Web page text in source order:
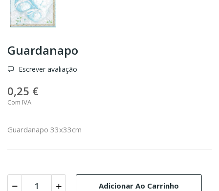
Guardanapo
Escrever avaliação
0,25 €
Com IVA
Guardanapo 33x33cm
Adicionar Ao Carrinho